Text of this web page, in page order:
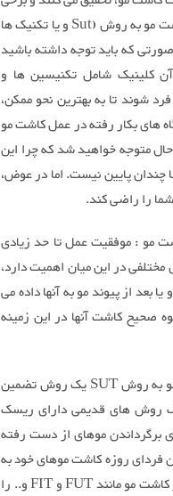
از آنها متاسفانه فقط به دنبال جایی هستند که با کمترین هزینه کاشت مو به روش (Sut و یا تکنیک ها
که باید توجه داشته باشید
کلینیک شامل تکنیسین ها و
روی سر آن فرد شوند تا به بهترین نحو ممکن،
های بکار رفته در عمل کاشت مو
متوجه خواهید شد که چرا این
چندان پایین نیست. اما در عوض،
را راضی کند.
مو : موفقیت عمل تا حد زیادی
در این میان اهمیت دارد،
بعد از پیوند مو به آنها داده می
کاشت آنها در این زمینه
- آگاهی از عوارض بعد از عمل و ریسک کاشت مو: معمولا کاشت مو به روش SUT یک روش تضمین
روش های قدیمی دارای ریسک
برگرداندن موهای از دست رفته
فردای روزه کاشت موهای خود به
محل کار خود برگشته اند. اما اگر قصد استفاده از روش های دیگر کاشت مو مانند FUT و FIT و.. را